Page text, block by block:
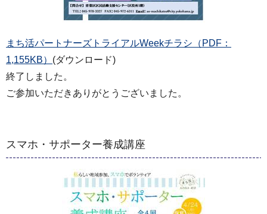
まち活パートナーズトライアルWeekチラシ（PDF：
1,155KB） (ダウンロード)
終了しました。
ご参加いただきありがとうございました。
スマホ・サポーター養成講座